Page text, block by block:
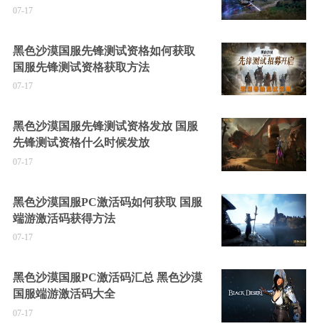
07-17
黑色沙漠国服先锋测试资格如何获取
国服先锋测试资格获取方法
07-17
黑色沙漠国服先锋测试资格发放 国服
先锋测试资格什么时候发放
07-17
黑色沙漠国服PC激活码如何获取 国服
端游激活码获得方法
07-17
黑色沙漠国服PC激活码汇总 黑色沙漠
国服端游激活码大全
07-17